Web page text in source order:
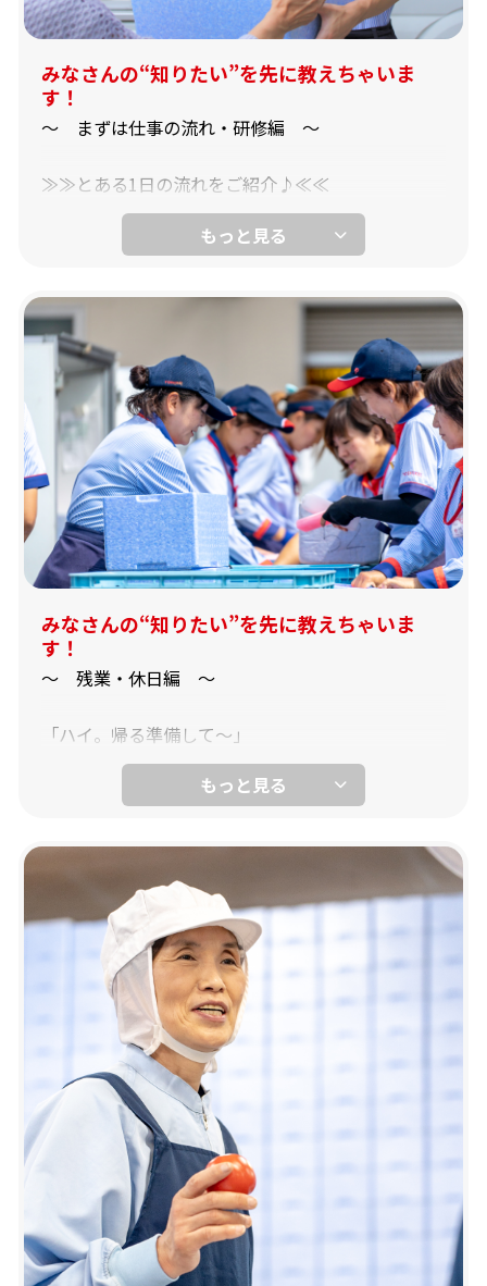
みなさんの“知りたい”を先に教えちゃいま
す！
～ まずは仕事の流れ・研修編 ～
≫≫とある1日の流れをご紹介♪≪≪
▼朝礼後、配達先や集金場所を確認。
▼お客さまへ、ご注文の品をお届け！
▼お届けついでに、近隣のお客さまにポスティング
＆ご案内。
▼16:00にはオフィスへ戻り、明日の準備。
▼定時は18時ですが、17:00以降はお仕事が終わり
次第帰宅できます♪
▼入社後の研修イメージ
配属チームのリーダーがマンツーマンで教えます。
入社してすぐ「1人で配送する」 ということはあり
ません。じっくり時間をかけて研修しますので、ご
安心ください。
1週目：座学・ポイント確認
座学が終わると、リーダーの車に同乗。接客や接
遇、１日の流れなどを学んでいきます。
2週目：ルート・顧客確認
お客様の特徴などをメモしながら道順を覚えていき
3週目：行動確認
リーダーにフォローしてもらいながら、実際にお客
様の前で配送接客を行っていきます。
4週目：最終確認
リーダーと分けて1/3→半分と少しずつ一人で配達
する量を増やしていきます。あせらなくても大丈
夫！何度もできるまで繰り返します。
みなさんの“知りたい”を先に教えちゃいま
す！
～ 残業・休日編 ～
「ハイ。帰る準備して～」
所長の声で気づく17時50分。
終業時間10分前です。
配達を終えて、「聞いて～、今日ね～」なんて一日
の振り返りをみんなでやっていると、ついうっかり
時間を忘れてしまうんですよね。
タイムキーパーのおかげで「タイヘンっ！夕ご飯の
時間がっ！！」なんて事にはならないんです（笑）
また、女性スタッフが活躍している職場ならでは
の“助け合い”が安心。学校行事や急な休みもみんな
でフォロー。所長だって代わりに配達してくれるん
ですよ。頼れる仲間がココには居るんです♪
＼土日休み、残業なし。ゆっくり休めて、家族との
時間を大事にできる！／